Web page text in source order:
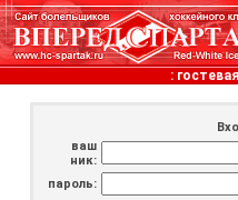
: гостевая
ваш
ник:
пароль: